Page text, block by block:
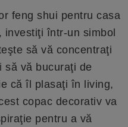
feng shui pentru casa
investiţi într-un simbol
să vă concentraţi
să vă bucuraţi de
că îl plasaţi în living,
copac decorativ va
pentru a vă